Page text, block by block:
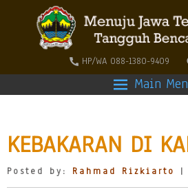
HP/WA 088-1380-9409
Main
KEBAKARAN DI
Posted by: Rahmad Rizkiarto |